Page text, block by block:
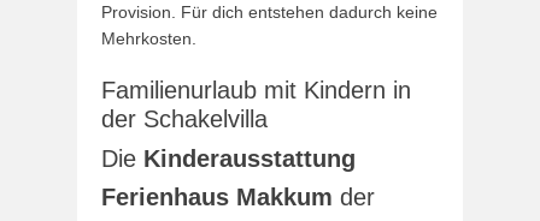
Provision. Für dich entstehen dadurch keine
Mehrkosten.
Familienurlaub mit Kindern in
der Schakelvilla
Die Kinderausstattung
Ferienhaus Makkum der